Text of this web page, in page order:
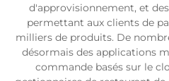
d'approvisionnement, et
permettant aux clients de
milliers de produits. De
désormais des applications
commande basés sur le